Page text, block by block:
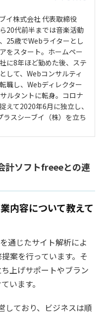
イ株式会社 代表取締役
20代前半までは音楽活動
25歳でWebライターとし
をスタート。ホームペー
に8年ほど勤めた後、ステ
して、Webコンサルティ
職し、Webディレクター
ルタントに転身。コロナ
えて2020年6月に独立し、
ラスシーブイ（株）を立ち
計ソフトfreeeとの連
内容について教えて
通じたサイト解析によ
案を行っています。そ
上げサポートやブラン
います。
しており、ビジネスは順